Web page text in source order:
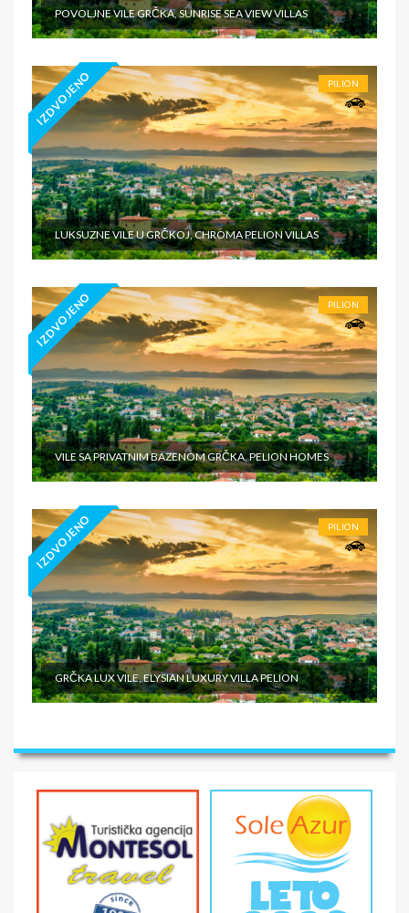
POVOLJNE VILE GRČKA, SUNRISE SEA VIEW VILLAS
IZDVOJENO PILION
LUKSUZNE VILE U GRČKOJ, CHROMA PELION VILLAS
IZDVOJENO PILION
VILE SA PRIVATNIM BAZENOM GRČKA, PELION HOMES
IZDVOJENO PILION
GRČKA LUX VILE, ELYSIAN LUXURY VILLA PELION